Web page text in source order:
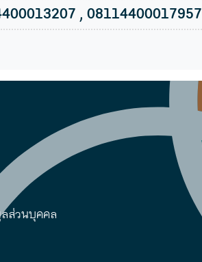
, 08114400017957
ส่วนบุคคล